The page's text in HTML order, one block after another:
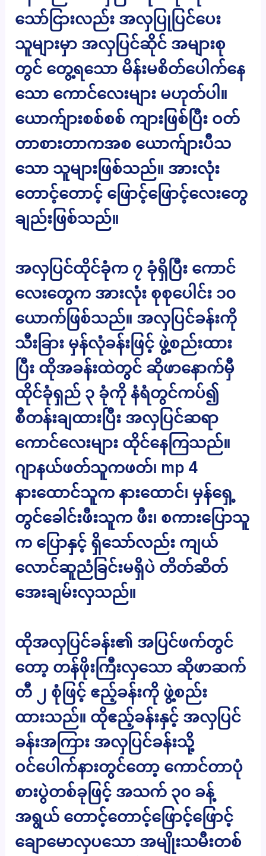
သော်ငြားလည်း အလှပြုပြင်ပေး
သူများမှာ အလှပြင်ဆိုင် အများစု
တွင် တွေ့ရသော မိန်းမစိတ်ပေါက်နေ
သော ကောင်လေးများ မဟုတ်ပါ။
ယောက်ျားစစ်စစ် ကျားဖြစ်ပြီး ဝတ်
တာစားတာကအစ ယောက်ျားပီသ
သော သူများဖြစ်သည်။ အားလုံး
တောင့်တောင့် ဖြောင့်ဖြောင့်လေးတွေ
ချည်းဖြစ်သည်။
အလှပြင်ထိုင်ခုံက ၇ ခုံရှိပြီး ကောင်
လေးတွေက အားလုံး စုစုပေါင်း ၁၀
ယောက်ဖြစ်သည်။ အလှပြင်ခန်းကို
သီးခြား မှန်လုံခန်းဖြင့် ဖွဲ့စည်းထား
ပြီး ထိုအခန်းထဲတွင် ဆိုဖာနောက်မှီ
ထိုင်ခုံရှည် ၃ ခုံကို နံရံတွင်ကပ်၍
စီတန်းချထားပြီး အလှပြင်ဆရာ
ကောင်လေးများ ထိုင်နေကြသည်။
ဂျာနယ်ဖတ်သူကဖတ်၊ mp 4
နားထောင်သူက နားထောင်၊ မှန်ရှေ့
တွင်ခေါင်းဖီးသူက ဖီး၊ စကားပြောသူ
က ပြောနှင့် ရှိသော်လည်း ကျယ်
လောင်ဆူညံခြင်းမရှိပဲ တိတ်ဆိတ်
အေးချမ်းလှသည်။
ထိုအလှပြင်ခန်း၏ အပြင်ဖက်တွင်
တော့ တန်ဖိုးကြီးလှသော ဆိုဖာဆက်
တီ ၂ စုံဖြင့် ဧည့်ခန်းကို ဖွဲ့စည်း
ထားသည်။ ထိုဧည့်ခန်းနှင့် အလှပြင်
ခန်းအကြား အလှပြင်ခန်းသို့
ဝင်ပေါက်နားတွင်တော့ ကောင်တာပုံ
စားပွဲတစ်ခုဖြင့် အသက် ၃၀ ခန့်
အရွယ် တောင့်တောင့်ဖြောင့်ဖြောင့်
ချောမောလှပသော အမျိုးသမီးတစ်